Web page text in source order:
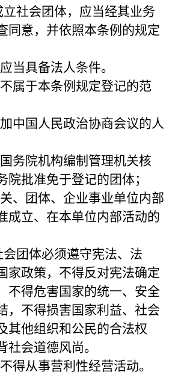
社会团体，应当经其业务
同意，并依照本条例的规定
当具备法人条件。
属于本条例规定登记的范
加中国人民政治协商会议的人
国务院机构编制管理机关核
院批准免于登记的团体；
关、团体、企业事业单位内部
成立、在本单位内部活动的
团体必须遵守宪法、法
家政策，不得反对宪法确定
不得危害国家的统一、安全
，不得损害国家利益、社会
其他组织和公民的合法权
社会道德风尚。
得从事营利性经营活动。